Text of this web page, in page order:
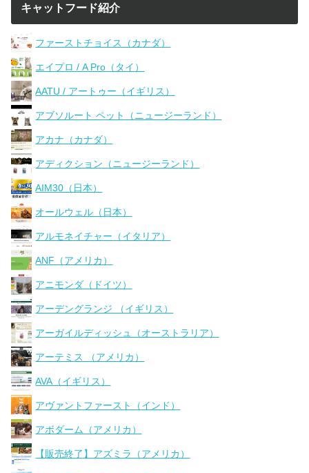
キャットフード紹介
ファーストチョイス（カナダ）
エイプロ / A Pro（タイ）
AATU / アートゥー（イギリス）
アブソルート ペット（ニュージーランド）
アカナ（カナダ）
アディクション（ニュージーランド）
AIM30（日本）
オールウェル（日本）
アルモネイチャー（イタリア）
ANF（アメリカ）
アニモンダ（ドイツ）
アーデングランジ （イギリス）
アーガイルディッシュ（オーストラリア）
アーテミス （アメリカ）
AVA（イギリス）
アヴァントファースト（インド）
アボダーム（アメリカ）
【販売終了】アズミラ（アメリカ）